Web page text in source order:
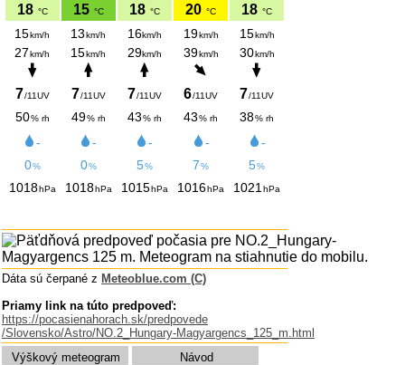
Dáta sú čerpané z Meteoblue.com (C)
Priamy link na túto predpoveď:
https://pocasienahorach.sk/predpovede
/Slovensko/Astro/NO.2_Hungary-Magyargencs_125_m.html
Výškový meteogram
Návod